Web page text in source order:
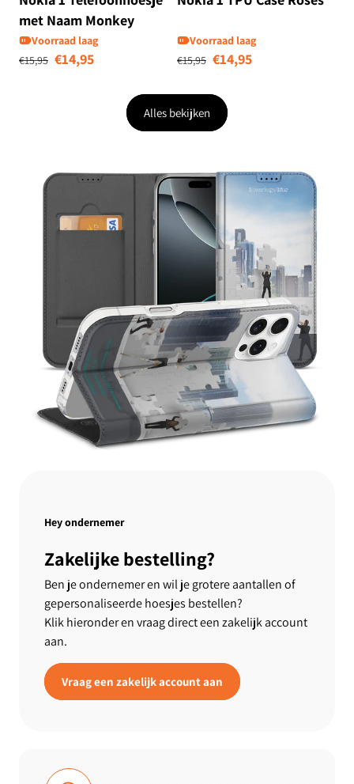
met Naam Monkey
Voorraad laag
Normale prijs
€15,95 Aanbiedingsprijs
€14,95
Voorraad laag
Normale prijs
€15,95 €14,95
Alles bekijken
Hey ondernemer
Zakelijke bestelling?
Ben je ondernemer en wil je grotere aantallen of
gepersonaliseerde hoesjes bestellen?
Klik hieronder en vraag direct een zakelijk account
aan.
Vraag een zakelijk account aan